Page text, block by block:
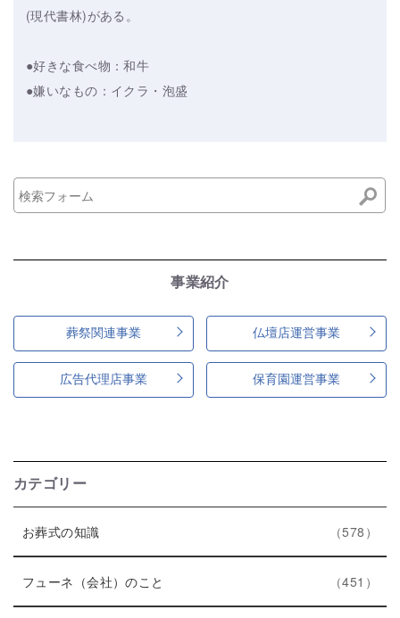
(現代書林)がある。
●好きな食べ物：和牛
●嫌いなもの：イクラ・泡盛
事業紹介
葬祭関連事業 仏壇店運営事業
広告代理店事業 保育園運営事業
カテゴリー
お葬式の知識
ン
ト
リ
578
フューネ（会社）のこと
ン
451